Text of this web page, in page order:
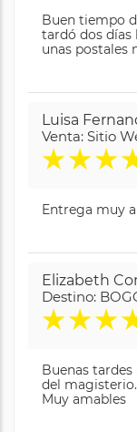
Buen tiempo
tardó dos días
unas postales
Luisa
Venta: Sitio
★★★
Entrega muy
Elizabeth
Destino:
★★★
Buenas
del
Muy amables